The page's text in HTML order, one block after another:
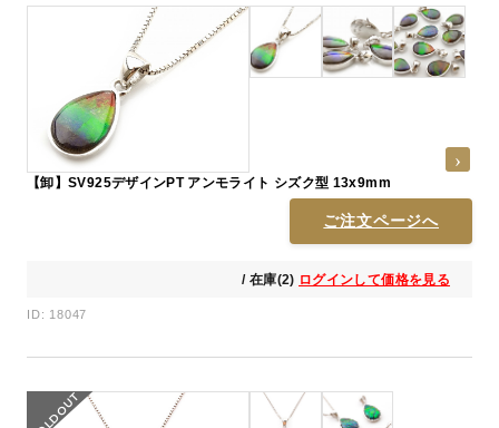
【卸】SV925デザインPT アンモライト シズク型 13x9mm
ご注文ページへ
/ 在庫(2) ログインして価格を見る
ID: 18047